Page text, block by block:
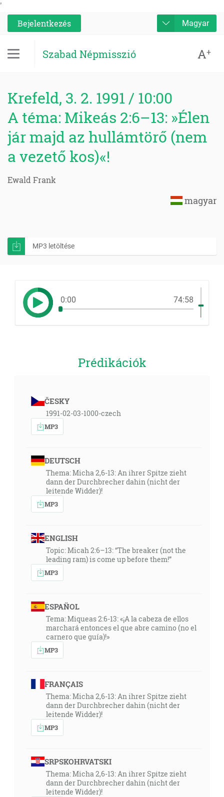
'
Bejelentkezés
Magyar
Szabad Népmisszió A+
Krefeld, 3. 2. 1991 / 10:00
A téma: Mikeás 2:6–13: »Élen
jár majd az hullámtörő (nem
a vezető kos)«!
Ewald Frank
magyar
MP3 letöltése
0:00 74:58
Prédikációk
ČESKY
1991-02-03-1000-czech
MP3
DEUTSCH
Thema: Micha 2,6-13: An ihrer Spitze zieht
dann der Durchbrecher dahin (nicht der
leitende Widder)!
MP3
ENGLISH
Topic: Micah 2:6–13: “The breaker (not the
leading ram) is come up before them!”
MP3
ESPAÑOL
Tema: Miqueas 2:6-13: «¡A la cabeza de ellos
marchará entonces el que abre camino (no el
carnero que guía)!»
MP3
FRANÇAIS
Thema: Micha 2,6-13: An ihrer Spitze zieht
dann der Durchbrecher dahin (nicht der
leitende Widder)!
MP3
SRPSKOHRVATSKI
Thema: Micha 2,6-13: An ihrer Spitze zieht
dann der Durchbrecher dahin (nicht der
leitende Widder)!